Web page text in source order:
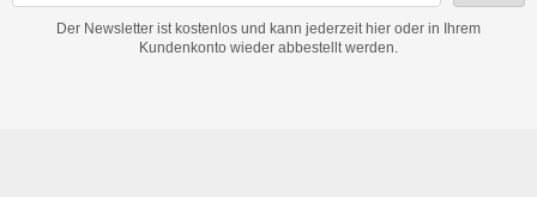
Der Newsletter ist kostenlos und kann jederzeit hier oder in Ihrem
Kundenkonto wieder abbestellt werden.